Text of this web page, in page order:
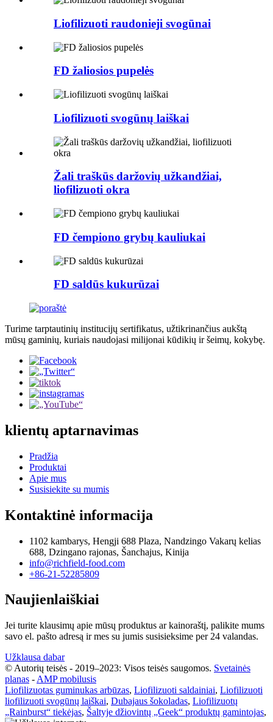
Liofilizuoti raudonieji svogūnai
FD žaliosios pupelės
Liofilizuoti svogūnų laiškai
Žali traškūs daržovių užkandžiai,
liofilizuoti okra
FD čempiono grybų kauliukai
FD saldūs kukurūzai
Turime tarptautinių institucijų sertifikatus, užtikrinančius aukštą
mūsų gaminių, kuriais naudojasi milijonai kūdikių ir šeimų, kokybę.
klientų aptarnavimas
Pradžia
Produktai
Apie mus
Susisiekite su mumis
Kontaktinė informacija
1102 kambarys, Hengji 688 Plaza, Nandzingo Vakarų kelias
688, Dzingano rajonas, Šanchajus, Kinija
info@richfield-food.com
+86-21-52285809
Naujienlaiškiai
Jei turite klausimų apie mūsų produktus ar kainoraštį, palikite mums
savo el. pašto adresą ir mes su jumis susisieksime per 24 valandas.
Užklausa dabar
© Autorių teisės - 2019–2023: Visos teisės saugomos. Svetainės
planas - AMP mobilusis
Liofilizuotas guminukas arbūzas, Liofilizuoti saldainiai, Liofilizuoti
liofilizuoti svogūnų laiškai, Dubajaus šokoladas, Liofilizuotų
„Rainburst“ tiekėjas, Šaltyje džiovintų „Geek“ produktų gamintojas,